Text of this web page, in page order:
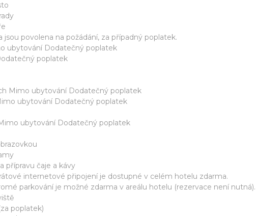
jsou povolena na požádání, za případný poplatek.
ubytování Dodatečný poplatek
poplatek
Mimo ubytování Dodatečný poplatek
ubytování Dodatečný poplatek
ubytování Dodatečný poplatek
přípravu čaje a kávy
internetové připojení je dostupné v celém hotelu zdarma.
parkování je možné zdarma v areálu hotelu (rezervace není nutná).
poplatek)